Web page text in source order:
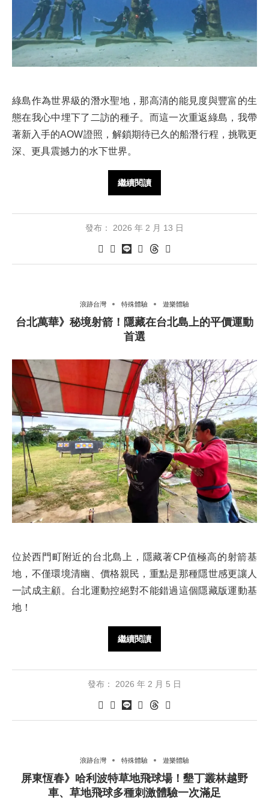
綠島作為世界級的潛水聖地，那高清的能見度與豐富的生
態在我心中埋下了二訪的種子。而這一次重返綠島，我帶
著新入手的AOW證照，解鎖期待已久的船潛行程，挑戰更
深、更具震撼力的水下世界。
繼續閱讀
發布： 2026 年 2 月 13 日
浪跡台灣 特殊體驗 遊樂體驗
台北萬華》秘境射箭！隱藏在台北島上的平價運動
首選
位於西門町附近的台北島上，隱藏著CP值極高的射箭基
地，不僅環境清幽、價格親民，重點是那種隱世感更讓人
一試成主顧。台北運動控絕對不能錯過這個隱藏版運動基
地！
繼續閱讀
發布： 2026 年 2 月 5 日
浪跡台灣 特殊體驗 遊樂體驗
屏東恆春》哈利波特草地飛球場！墾丁叢林越野
車、草地飛球多種刺激體驗一次滿足